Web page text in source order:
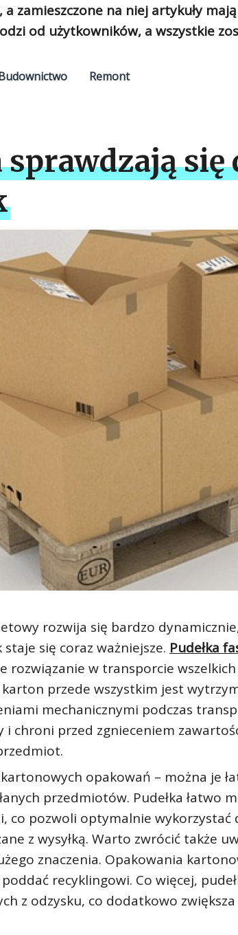
zamieszczone na niej artykuły
od użytkowników, a wszystkie
Remont
sprawdzają
rozwija się bardzo
się coraz ważniejsze. Pudełka
rozwiązanie w transporcie
przede wszystkim jest
mechanicznymi podczas
chroni przed zgnieceniem
opakowań – można je
przedmiotów. Pudełka łatwo
co pozwoli optymalnie wykorzystać
z wysyłką. Warto zwrócić także
znaczenia. Opakowania
recyklingowi. Co więcej,
z odzysku, co dodatkowo